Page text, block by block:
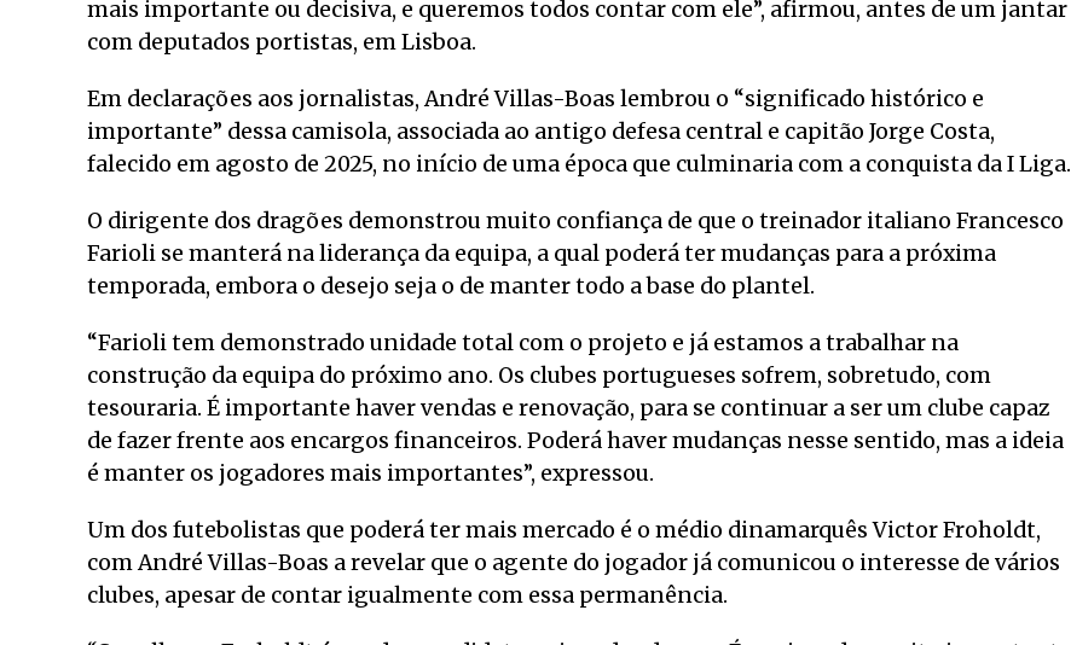
mais importante ou decisiva, e queremos todos contar com ele”, afirmou, antes de um jantar
com deputados portistas, em Lisboa.
Em declarações aos jornalistas, André Villas-Boas lembrou o “significado histórico e
importante” dessa camisola, associada ao antigo defesa central e capitão Jorge Costa,
falecido em agosto de 2025, no início de uma época que culminaria com a conquista da I Liga.
O dirigente dos dragões demonstrou muito confiança de que o treinador italiano Francesco
Farioli se manterá na liderança da equipa, a qual poderá ter mudanças para a próxima
temporada, embora o desejo seja o de manter todo a base do plantel.
“Farioli tem demonstrado unidade total com o projeto e já estamos a trabalhar na
construção da equipa do próximo ano. Os clubes portugueses sofrem, sobretudo, com
tesouraria. É importante haver vendas e renovação, para se continuar a ser um clube capaz
de fazer frente aos encargos financeiros. Poderá haver mudanças nesse sentido, mas a ideia
é manter os jogadores mais importantes”, expressou.
Um dos futebolistas que poderá ter mais mercado é o médio dinamarquês Victor Froholdt,
com André Villas-Boas a revelar que o agente do jogador já comunicou o interesse de vários
clubes, apesar de contar igualmente com essa permanência.